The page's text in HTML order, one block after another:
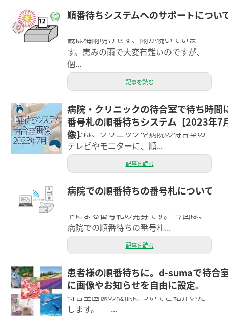
順番待ちシステムへのサポートについ
ウェブ担当の吉田です（＾＾） 関東甲
畿は梅雨明けせず、雨が続いていま
す。恵みの雨で大変有難いのですが、
個...
記事を読む
病院・クリニックの待合室で待ち時間
番号札の順番待ちシステム【2023年7
像】
こんにちは、エクシーのスタッフのス
ギウラです。 d-sumaの順番待ちシステ
ムでは、クリニックや病院の待合室の
テレビやモニターに、順...
記事を読む
病院での順番待ちの番号札について
エクシーのシステム担当です。 順番待
トによる番号札の発券です。 今回は、
病院での順番待ちの番号札...
記事を読む
患者様の順番待ちに。d-sumaで待合
に画像やお知らせを自由に設定。
こんにちは。エクシーのモリヤマで
す。本日はd-suma順番待ちシステムの
待合室画像の機能についてご紹介いた
します。 ...